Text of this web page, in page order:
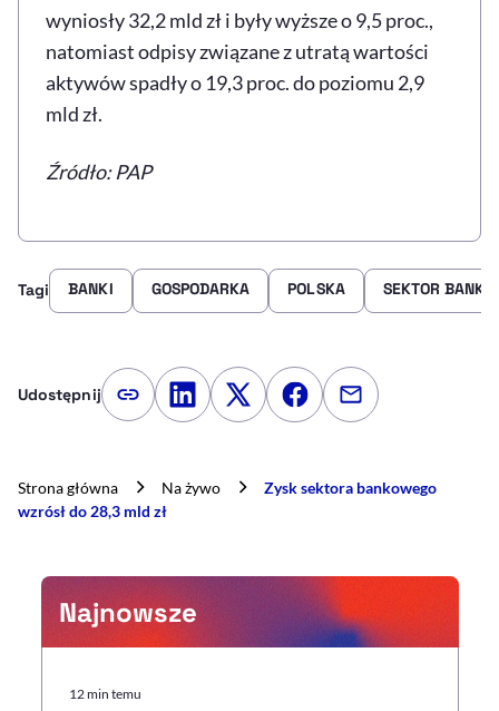
wyniosły 32,2 mld zł i były wyższe o 9,5 proc.,
natomiast odpisy związane z utratą wartości
aktywów spadły o 19,3 proc. do poziomu 2,9
mld zł.
Źródło: PAP
Najnowsze
12 min temu
Tagi BANKI GOSPODARKA POLSKA SEKTOR
Udostępnij Kopiuj link artykułu
Udostępnij na LinkedIn
Udostępnij na Twitterze
Udostępnij na
Udostępnij
Strona główna Na żywo
Zysk sektora bankowego
wzrósł do 28,3 mld zł